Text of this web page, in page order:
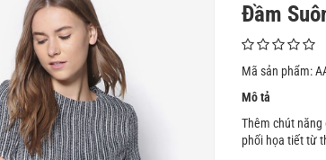
Đầm
Mã sản phẩm:
Mô tả
Thêm chút
phối họa tiết từ